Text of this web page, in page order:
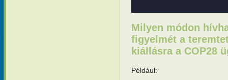
Milyen módon
figyelmét a
kiállásra a COP28
Például: